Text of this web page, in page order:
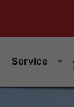
Service